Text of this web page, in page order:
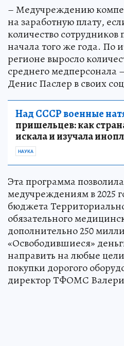
– Медучреждению
на заработную плату,
количество сотрудников
начала того же года. По
регионе выросло
среднего медперсонала
Денис Паслер в своих
Над СССР военные
пришельцев: как
искала и изучала
НАУКА
Эта программа
медучреждениям в 2025
бюджета
обязательного
дополнительно 250
«Освободившиеся»
направить на любые
покупки дорогого
директор ТФОМС